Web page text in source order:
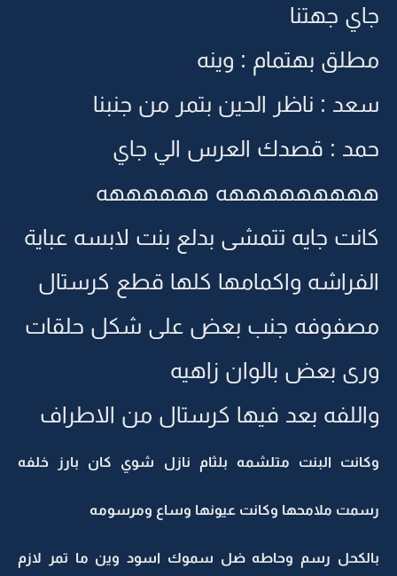
جاي جهتنا
مطلق بهتمام : وينه
سعد : ناظر الحين بتمر من جنبنا
حمد : قصدك العرس الي جاي
هههههههههه ههههههه
كانت جايه تتمشى بدلع بنت لابسه عباية
الفراشه واكمامها كلها قطع كرستال
مصفوفه جنب بعض على شكل حلقات
ورى بعض بالوان زاهيه
واللفه بعد فيها كرستال من الاطراف
وكانت البنت متلشمه بلثام نازل شوي كان بارز خلفه
رسمت ملامحها وكانت عيونها وساع ومرسومه
بالكحل رسم وحاطه ضل سموك اسود وين ما تمر لازم